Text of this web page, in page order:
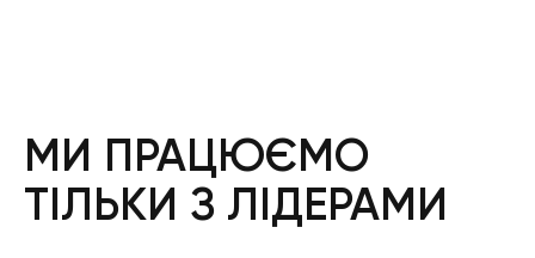
МИ ПРАЦЮЄМО
ТІЛЬКИ З ЛІДЕРАМИ